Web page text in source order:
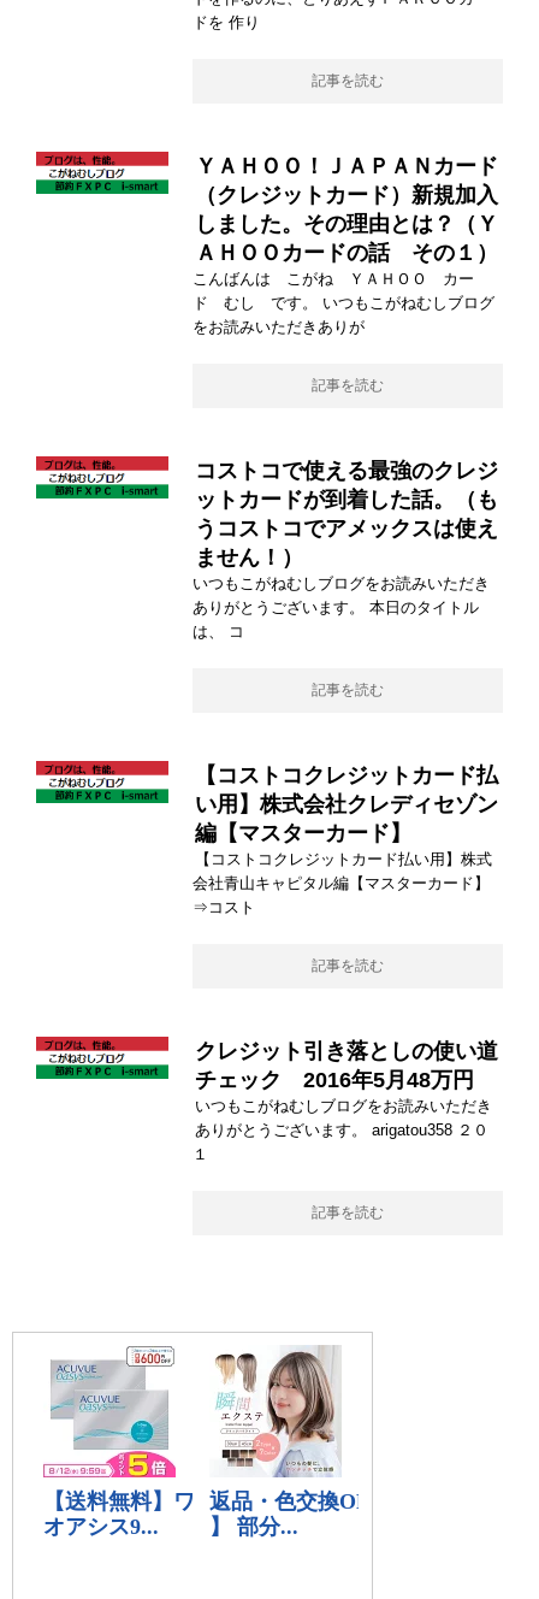
ドを 作り
記事を読む
ＹＡＨＯＯ！ＪＡＰＡＮカード
（クレジットカード）新規加入
しました。その理由とは？（Ｙ
ＡＨＯＯカードの話 その１）
こんばんは こがね ＹＡＨＯＯ カー
ド むし です。 いつもこがねむしブログ
をお読みいただきありが
記事を読む
コストコで使える最強のクレジ
ットカードが到着した話。（も
うコストコでアメックスは使え
ません！）
いつもこがねむしブログをお読みいただき
ありがとうございます。 本日のタイトル
は、 コ
記事を読む
【コストコクレジットカード払
い用】株式会社クレディセゾン
編【マスターカード】
【コストコクレジットカード払い用】株式
会社青山キャピタル編【マスターカード】
⇒コスト
記事を読む
クレジット引き落としの使い道
チェック 2016年5月48万円
いつもこがねむしブログをお読みいただき
ありがとうございます。 arigatou358 ２０
１
記事を読む